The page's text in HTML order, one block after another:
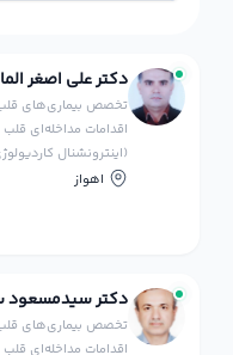
دکتر علی اصغر
تخصص بیماری‌های
اقدامات مداخله‌ای
(اینترونشنال
اهواز
دکتر سیدمسعود
تخصص بیماری‌های
اقدامات مداخله‌ای